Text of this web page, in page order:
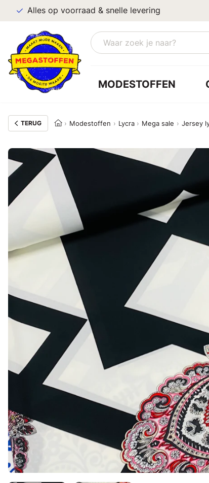
Alles op voorraad & snelle levering
MODESTOFFEN
TERUG Modestoffen Lycra Mega sale Jersey